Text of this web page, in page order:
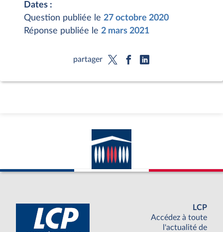
Dates :
Question publiée le 27 octobre 2020
Réponse publiée le 2 mars 2021
partager
LCP
Accédez à toute
l'actualité de